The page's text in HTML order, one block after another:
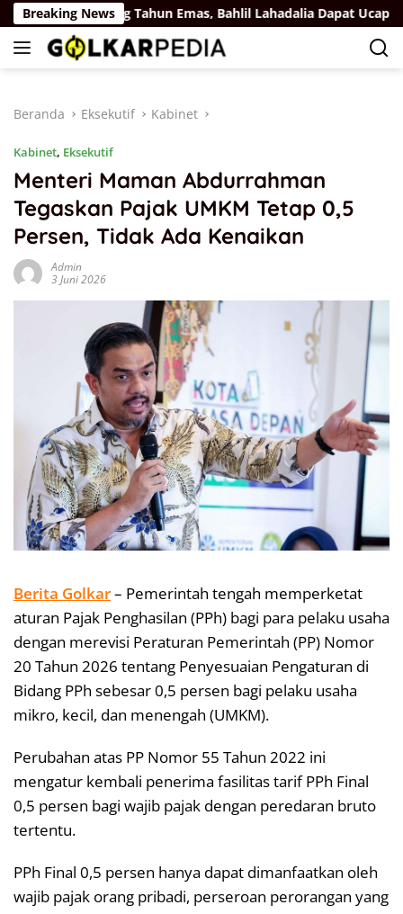
Langsung
ke
konten
Breaking News
Ulang Tahun Emas, Bahlil Lahadalia Dapat Ucapan dan
Beranda Eksekutif Kabinet
Kabinet, Eksekutif
Menteri Maman Abdurrahman
Tegaskan Pajak UMKM Tetap 0,5
Persen, Tidak Ada Kenaikan
Admin
3 Juni 2026
Berita Golkar– Pemerintah tengah memperketat
aturan Pajak Penghasilan (PPh) bagi para pelaku usaha
dengan merevisi Peraturan Pemerintah (PP) Nomor
20 Tahun 2026 tentang Penyesuaian Pengaturan di
Bidang PPh sebesar 0,5 persen bagi pelaku usaha
mikro, kecil, dan menengah (UMKM).
Perubahan atas PP Nomor 55 Tahun 2022 ini
mengatur kembali penerima fasilitas tarif PPh Final
0,5 persen bagi wajib pajak dengan peredaran bruto
tertentu.
PPh Final 0,5 persen hanya dapat dimanfaatkan oleh
wajib pajak orang pribadi, perseroan perorangan yang